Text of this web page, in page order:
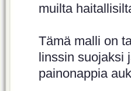
muilta
Tämä malli on
linssin suojaksi
painonappia